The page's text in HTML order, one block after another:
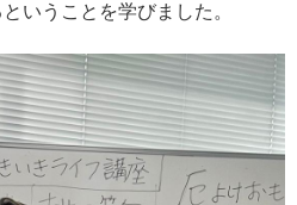
いうことを学びました。